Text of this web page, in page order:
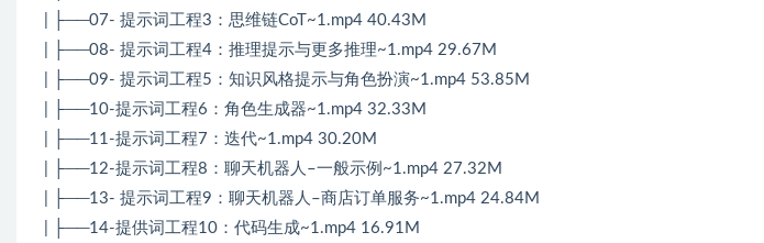
| ├──07- 提示词工程3：思维链CoT~1.mp4 40.43M
| ├──08- 提示词工程4：推理提示与更多推理~1.mp4 29.67M
| ├──09- 提示词工程5：知识风格提示与角色扮演~1.mp4 53.85M
| ├──10-提示词工程6：角色生成器~1.mp4 32.33M
| ├──11-提示词工程7：迭代~1.mp4 30.20M
| ├──12-提示词工程8：聊天机器人–一般示例~1.mp4 27.32M
| ├──13- 提示词工程9：聊天机器人–商店订单服务~1.mp4 24.84M
| ├──14-提供词工程10：代码生成~1.mp4 16.91M